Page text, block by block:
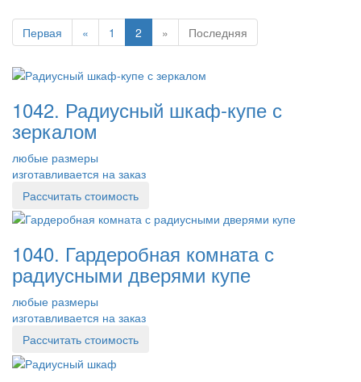
Первая « 1 2 » Последняя
1042. Радиусный шкаф-купе с
зеркалом
любые размеры
изготавливается на заказ
Рассчитать стоимость
1040. Гардеробная комната с
радиусными дверями купе
любые размеры
изготавливается на заказ
Рассчитать стоимость